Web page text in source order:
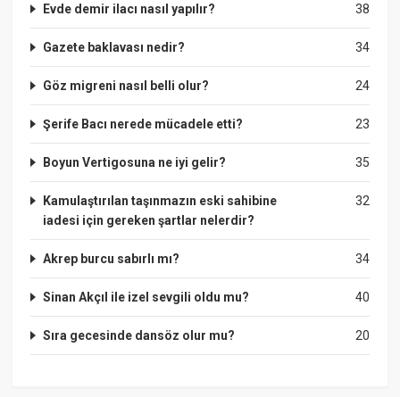
38
Evde demir ilacı nasıl yapılır?
34
Gazete baklavası nedir?
24
Göz migreni nasıl belli olur?
23
Şerife Bacı nerede mücadele etti?
35
Boyun Vertigosuna ne iyi gelir?
32
Kamulaştırılan taşınmazın eski sahibine
iadesi için gereken şartlar nelerdir?
34
Akrep burcu sabırlı mı?
40
Sinan Akçıl ile izel sevgili oldu mu?
20
Sıra gecesinde dansöz olur mu?